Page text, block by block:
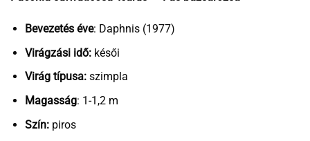
Bevezetés éve: Daphnis (1977)
Virágzási idő:késői
Virág típusa:szimpla
Magasság: 1-1,2 m
Szín:piros